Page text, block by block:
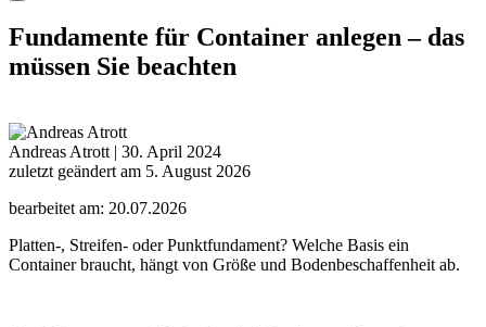
Fundamente für Container anlegen – das
müssen Sie beachten
Andreas Atrott | 30. April 2024
zuletzt geändert am 5. August 2026
bearbeitet am: 20.07.2026
Platten-, Streifen- oder Punktfundament? Welche Basis ein
Container braucht, hängt von Größe und Bodenbeschaffenheit ab.